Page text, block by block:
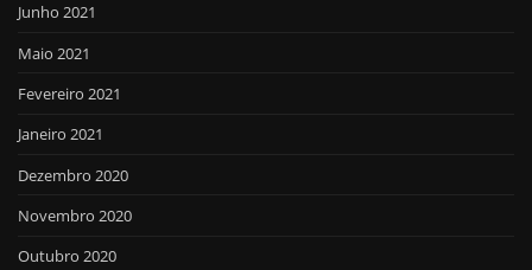
Junho 2021
Maio 2021
Fevereiro 2021
Janeiro 2021
Dezembro 2020
Novembro 2020
Outubro 2020